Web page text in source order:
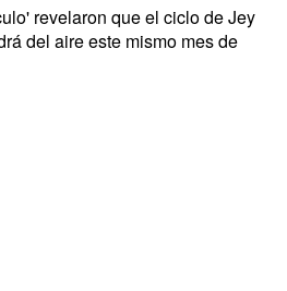
revelaron que el ciclo deJey
del aire este mismo mes de